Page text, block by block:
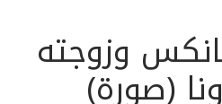
وزوجته
(صورة)